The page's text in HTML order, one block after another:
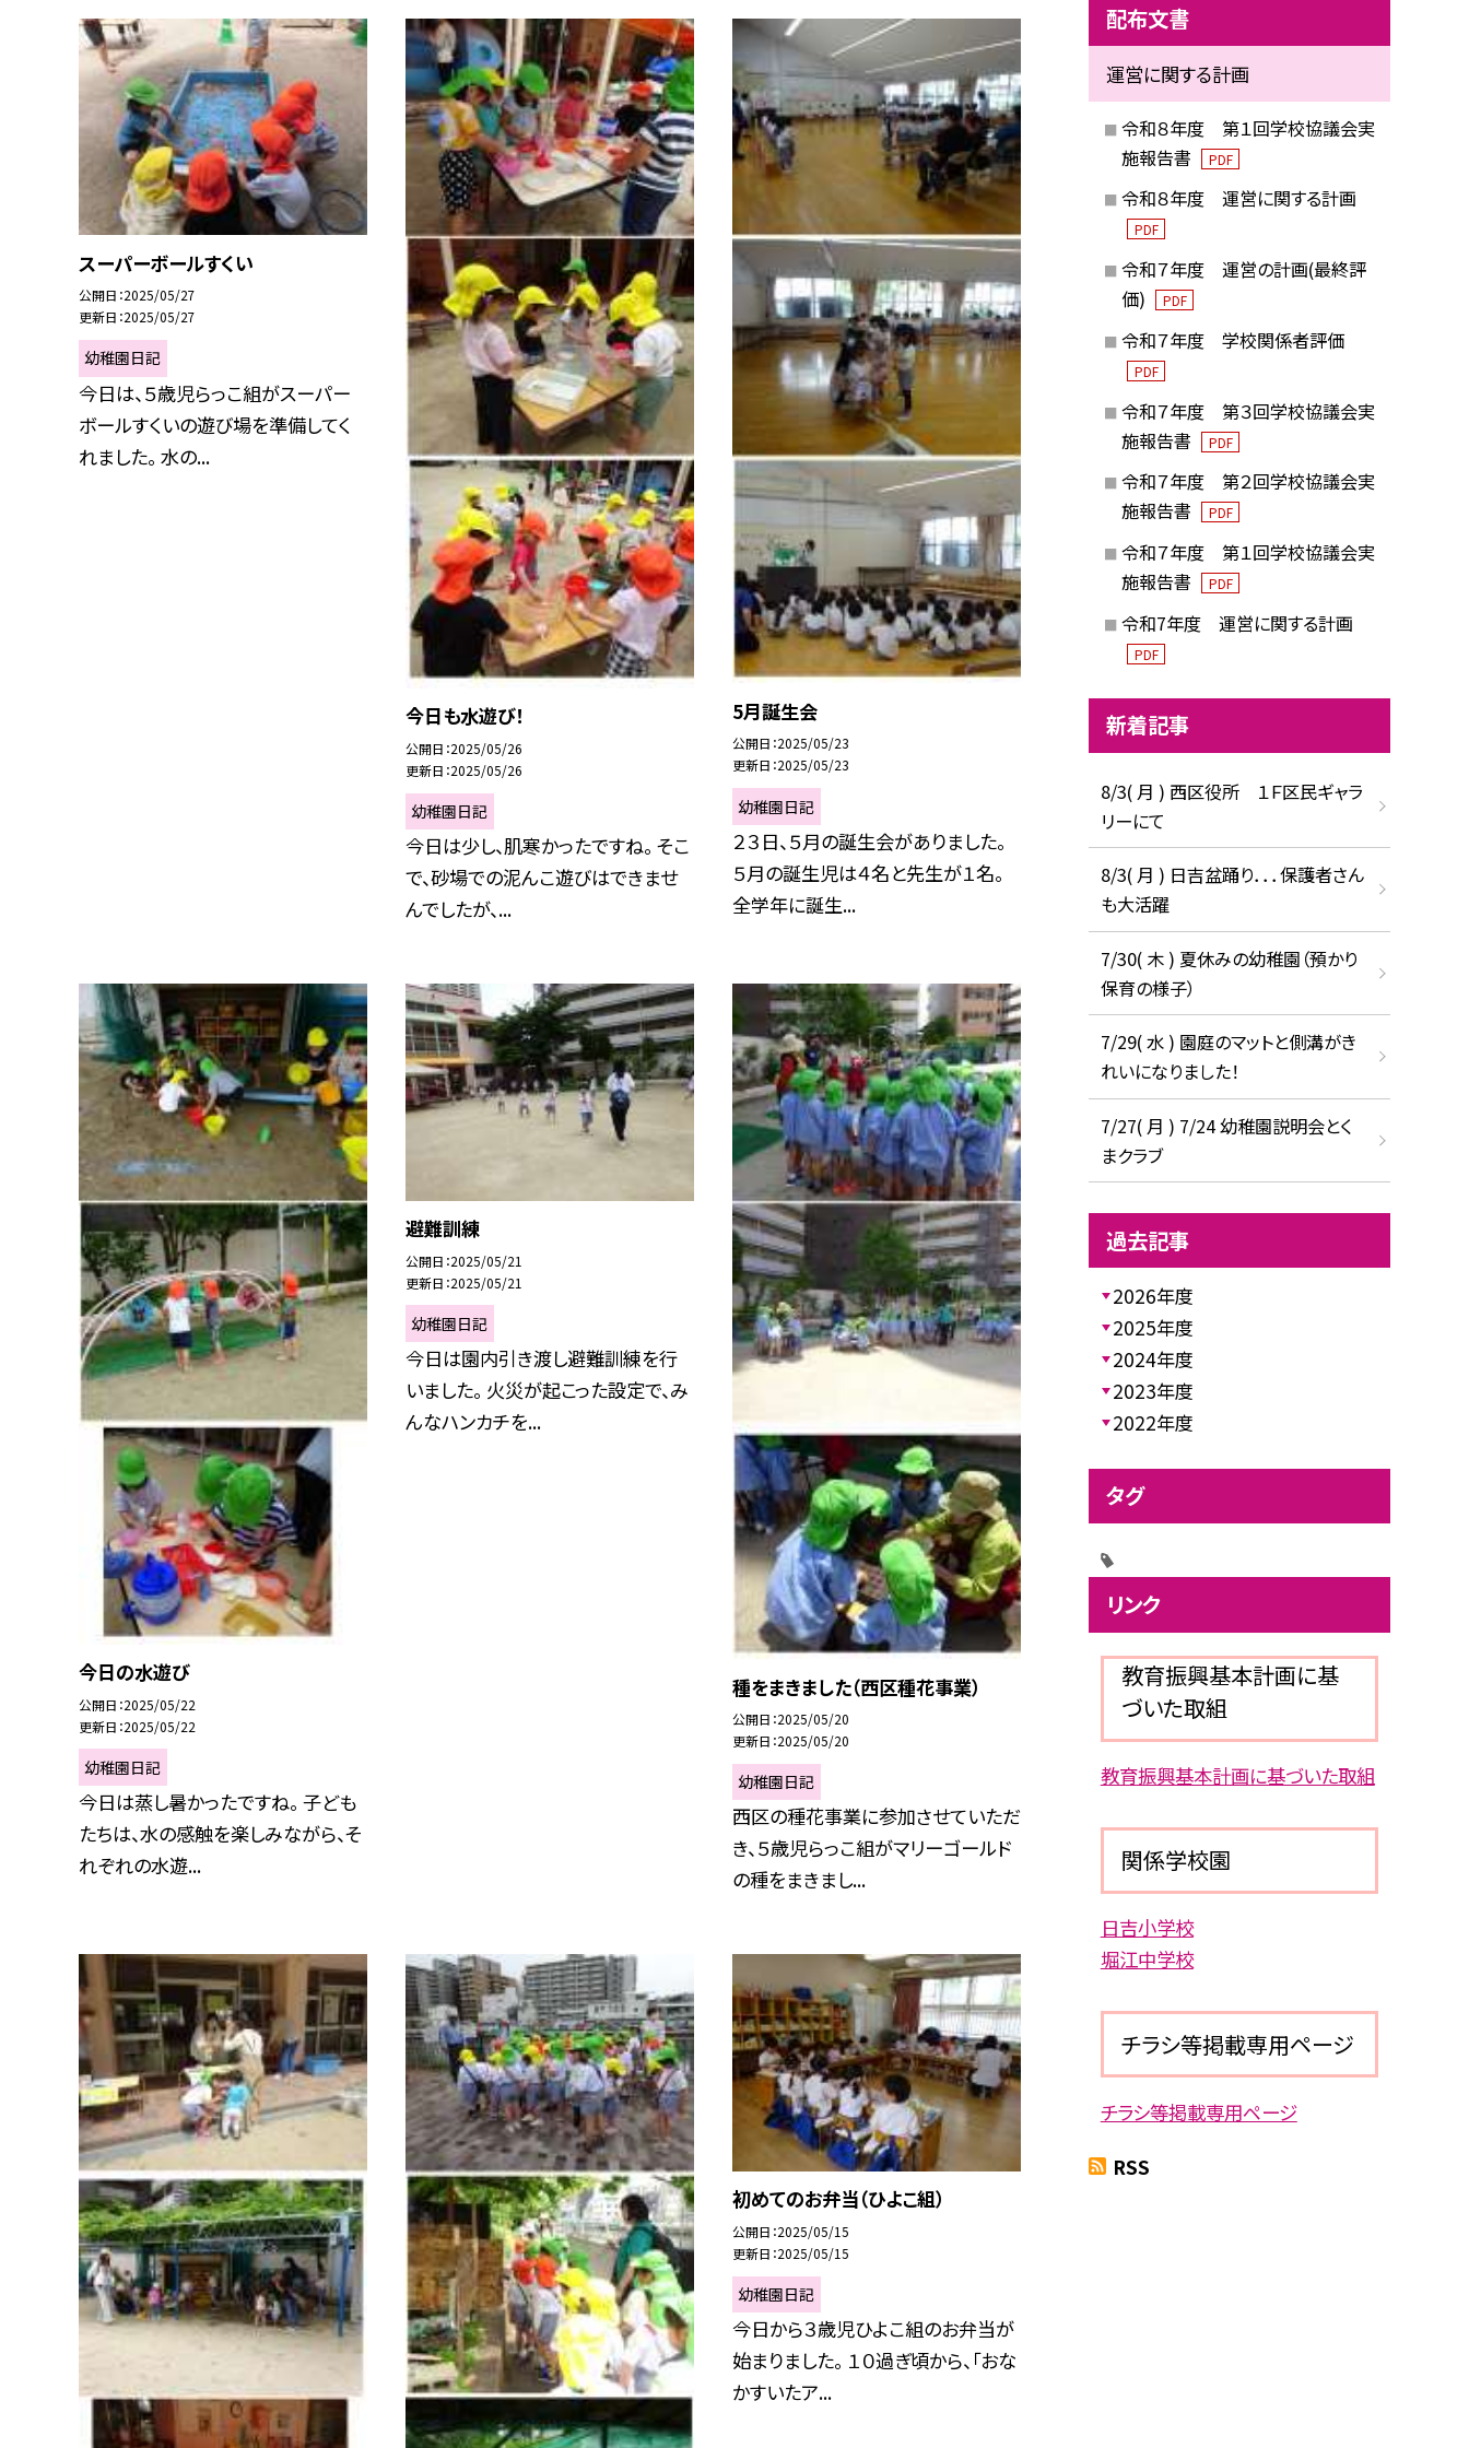
スーパーボールすくい
公開日 2025/05/27
更新日 2025/05/27
幼稚園日記
今日は、５歳児らっこ組がスーパー
ボールすくいの遊び場を準備してく
れました。 水の...
今日も水遊び！
公開日 2025/05/26
更新日 2025/05/26
幼稚園日記
今日は少し、肌寒かったですね。 そこ
で、砂場での泥んこ遊びはできませ
んでしたが、...
5月誕生会
公開日 2025/05/23
更新日 2025/05/23
幼稚園日記
２３日、５月の誕生会がありました。
５月の誕生児は４名と先生が１名。
全学年に誕生...
今日の水遊び
公開日 2025/05/22
更新日 2025/05/22
幼稚園日記
今日は蒸し暑かったですね。 子ども
たちは、水の感触を楽しみながら、そ
れぞれの水遊...
避難訓練
公開日 2025/05/21
更新日 2025/05/21
幼稚園日記
今日は園内引き渡し避難訓練を行
いました。 火災が起こった設定で、み
んなハンカチを...
種をまきました（西区種花事業）
公開日 2025/05/20
更新日 2025/05/20
幼稚園日記
西区の種花事業に参加させていただ
き、５歳児らっこ組がマリーゴールド
の種をまきまし...
初めてのお弁当（ひよこ組）
公開日 2025/05/15
更新日 2025/05/15
幼稚園日記
今日から３歳児ひよこ組のお弁当が
始まりました。 １０過ぎ頃から、「おな
かすいたア...
配布文書
運営に関する計画
令和８年度 第１回学校協議会実
施報告書
PDF
令和８年度 運営に関する計画
PDF
令和７年度 運営の計画(最終評
価)
PDF
令和７年度 学校関係者評価
PDF
令和７年度 第３回学校協議会実
施報告書
PDF
令和７年度 第２回学校協議会実
施報告書
PDF
令和７年度 第１回学校協議会実
施報告書
PDF
令和7年度 運営に関する計画
PDF
新着記事
8/3( 月 ) 西区役所 １Ｆ区民ギャラ
リーにて
8/3( 月 ) 日吉盆踊り．．．保護者さん
も大活躍
7/30( 木 ) 夏休みの幼稚園（預かり
保育の様子）
7/29( 水 ) 園庭のマットと側溝がき
れいになりました！
7/27( 月 ) 7/24 幼稚園説明会とく
まクラブ
過去記事
2026年度
2025年度
2024年度
2023年度
2022年度
タグ
リンク
教育振興基本計画に基
づいた取組
教育振興基本計画に基づいた取組
関係学校園
日吉小学校
堀江中学校
チラシ等掲載専用ページ
チラシ等掲載専用ページ
RSS